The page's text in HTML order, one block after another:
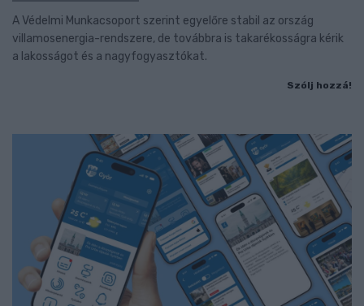
A Védelmi Munkacsoport szerint egyelőre stabil az ország
villamosenergia-rendszere, de továbbra is takarékosságra kérik
a lakosságot és a nagyfogyasztókat.
Szólj hozzá!